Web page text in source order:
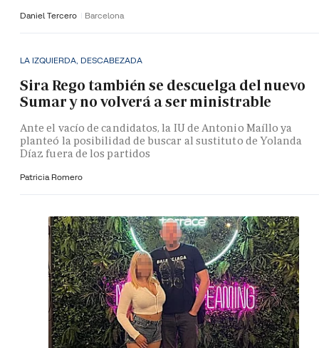
Daniel Tercero Barcelona
LA IZQUIERDA, DESCABEZADA
Sira Rego también se descuelga del nuevo
Sumar y no volverá a ser ministrable
Ante el vacío de candidatos, la IU de Antonio Maíllo ya
planteó la posibilidad de buscar al sustituto de Yolanda
Díaz fuera de los partidos
Patricia Romero